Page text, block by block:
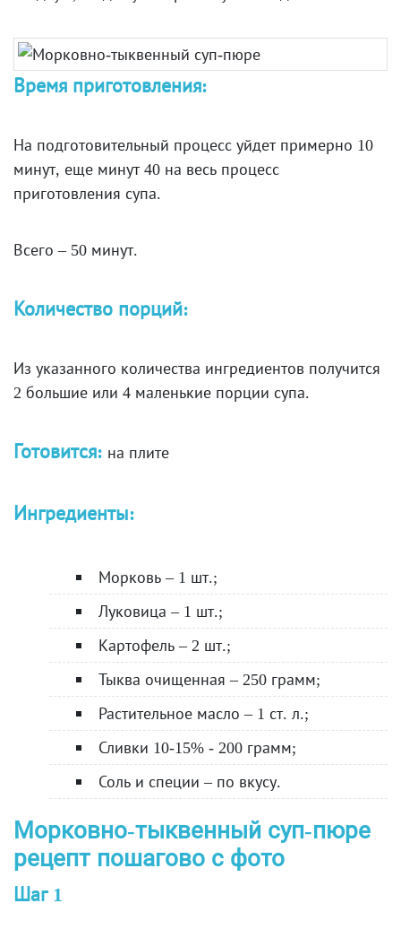
Время приготовления:
На подготовительный процесс уйдет примерно 10
минут, еще минут 40 на весь процесс
приготовления супа.
Всего – 50 минут.
Количество порций:
Из указанного количества ингредиентов получится
2 большие или 4 маленькие порции супа.
Готовится: на плите
Ингредиенты:
Морковь – 1 шт.;
Луковица – 1 шт.;
Картофель – 2 шт.;
Тыква очищенная – 250 грамм;
Растительное масло – 1 ст. л.;
Сливки 10-15% - 200 грамм;
Соль и специи – по вкусу.
Морковно-тыквенный суп-пюре
рецепт пошагово с фото
Шаг 1